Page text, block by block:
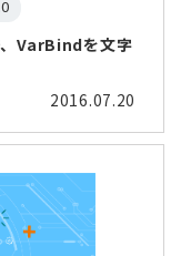
VarBindを文字
2016.07.20